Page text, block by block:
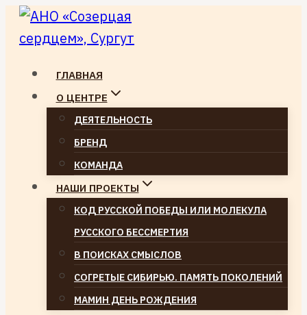
Перейти
ГЛАВНАЯ
О ЦЕНТРЕ
ДЕЯТЕЛЬНОСТЬ
БРЕНД
КОМАНДА
НАШИ ПРОЕКТЫ
КОД РУССКОЙ ПОБЕДЫ ИЛИ МОЛЕКУЛА
РУССКОГО БЕССМЕРТИЯ
В ПОИСКАХ СМЫСЛОВ
СОГРЕТЫЕ СИБИРЬЮ. ПАМЯТЬ ПОКОЛЕНИЙ
МАМИН ДЕНЬ РОЖДЕНИЯ